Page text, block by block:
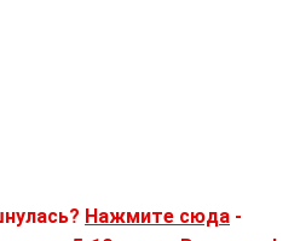
Нажмите сюда -